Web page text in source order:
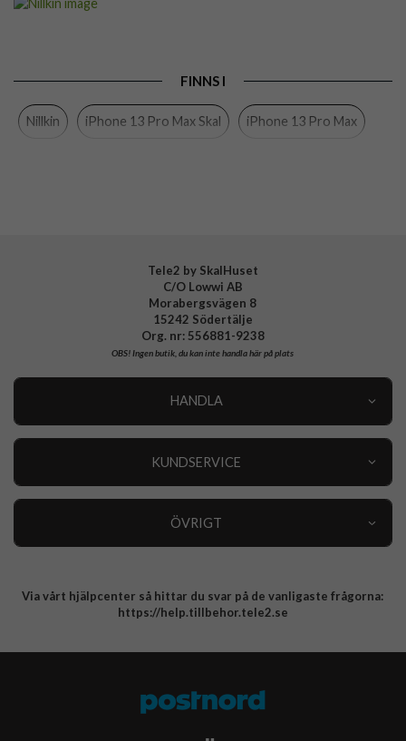
Färg Svart
FINNS I
Nillkin iPhone 13 Pro Max Skal iPhone 13 Pro Max
Tele2 by SkalHuset
C/O Lowwi AB
Morabergsvägen 8
15242 Södertälje
Org. nr: 556881-9238
OBS!Ingen butik, du kan inte handla här på plats
HANDLA
KUNDSERVICE
ÖVRIGT
Integritetspolicy
Via vårt hjälpcenter så hittar du svar på de vanligaste frågorna:
https://help.tillbehor.tele2.se